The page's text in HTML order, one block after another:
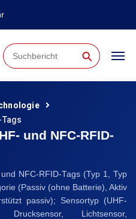
⚲
Tags
und NFC-RFID-
NFC-RFID-Tags (Typ 1, Typ
(Passiv (ohne Batterie), Aktiv
passiv); Sensortyp (UHF-
Drucksensor, Lichtsensor,